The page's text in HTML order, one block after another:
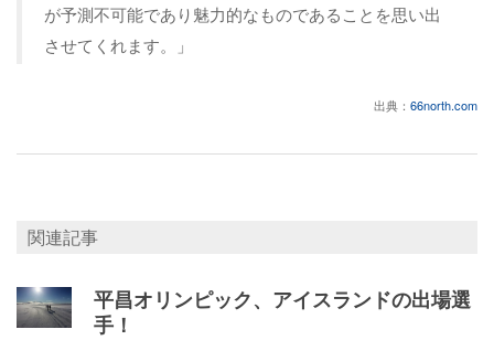
が予測不可能であり魅力的なものであることを思い出
させてくれます。」
出典： 66north.com
関連記事
平昌オリンピック、アイスランドの出場選
手！